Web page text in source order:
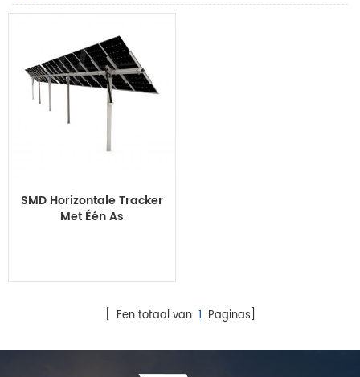
SMD Horizontale Tracker
Met Één As
[ Een totaal van 1 Paginas]